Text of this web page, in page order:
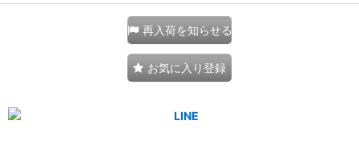
再入荷を知らせる
お気に入り登録